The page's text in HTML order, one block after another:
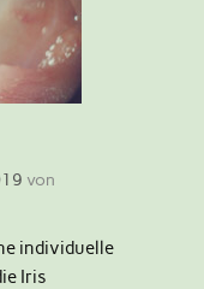
von
individuelle
Iris